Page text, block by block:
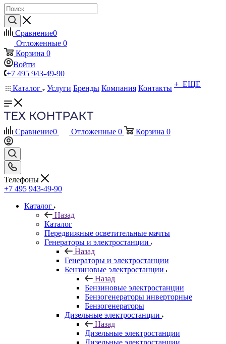
Сравнение0
Отложенные 0
Корзина 0
Войти
+7 495 943-49-90
Каталог
Услуги Бренды Компания Контакты + ЕЩЕ
Сравнение0 Отложенные 0 Корзина 0
Телефоны
+7 495 943-49-90
Каталог
Назад
Каталог
Передвижные осветительные мачты
Генераторы и электростанции
Назад
Генераторы и электростанции
Бензиновые электростанции
Назад
Бензиновые электростанции
Бензогенераторы инверторные
Бензогенераторы
Дизельные электростанции
Назад
Дизельные электростанции
Дизельные электростанции